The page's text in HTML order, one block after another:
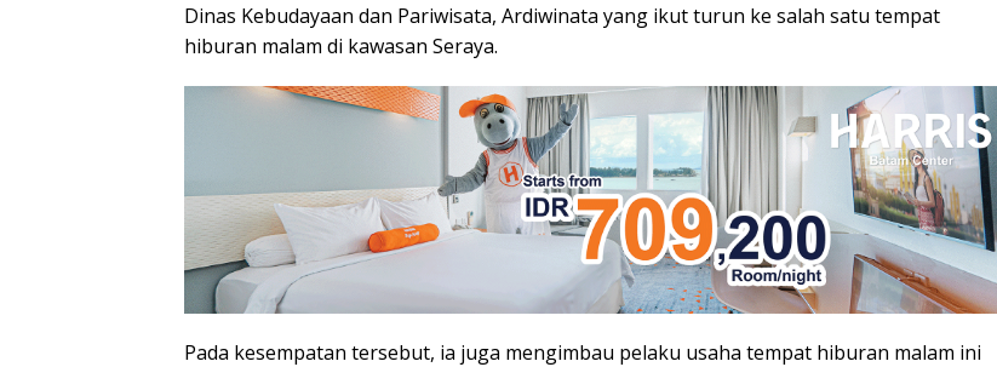
Dinas Kebudayaan dan Pariwisata, Ardiwinata yang ikut turun ke salah satu tempat
hiburan malam di kawasan Seraya.
Pada kesempatan tersebut, ia juga mengimbau pelaku usaha tempat hiburan malam ini